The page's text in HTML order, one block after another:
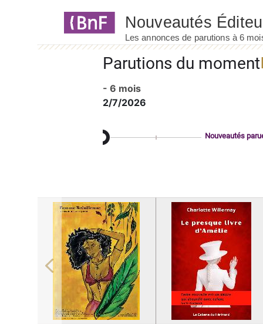
Parutions du moment
- 6 mois
2/7/2026
Nouveautés
Previous